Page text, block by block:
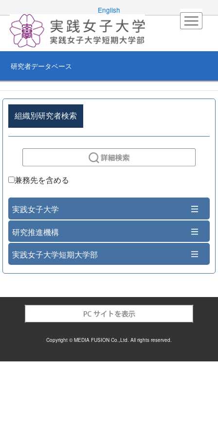
English
研究者データベース
組織別研究者検索
兼務先を含める
実践女子大学
研究推進機構
実践女子大学短期大学部
Copyright © MEDIA FUSION Co.,Ltd. All rights reserved.